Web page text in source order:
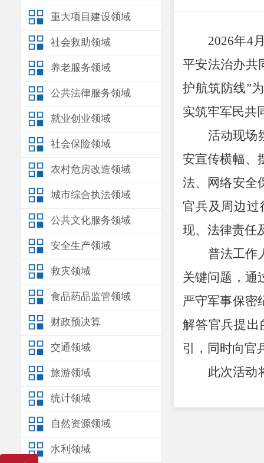
重大项目建设领域
社会救助领域
养老服务领域
公共法律服务领域
就业创业领域
社会保险领域
农村危房改造领域
城市综合执法领域
公共文化服务领域
安全生产领域
救灾领域
食品药品监管领域
财政预决算
交通领域
旅游领域
统计领域
自然资源领域
水利领域
2026年4
平安法治办共
护航筑防线”
实筑牢军民共
活动现场
安宣传横幅、
法、网络安全
官兵及周边过
现、法律责任
普法工作
关键问题，通
严守军事保密
解答官兵提出
引，同时向官
此次活动